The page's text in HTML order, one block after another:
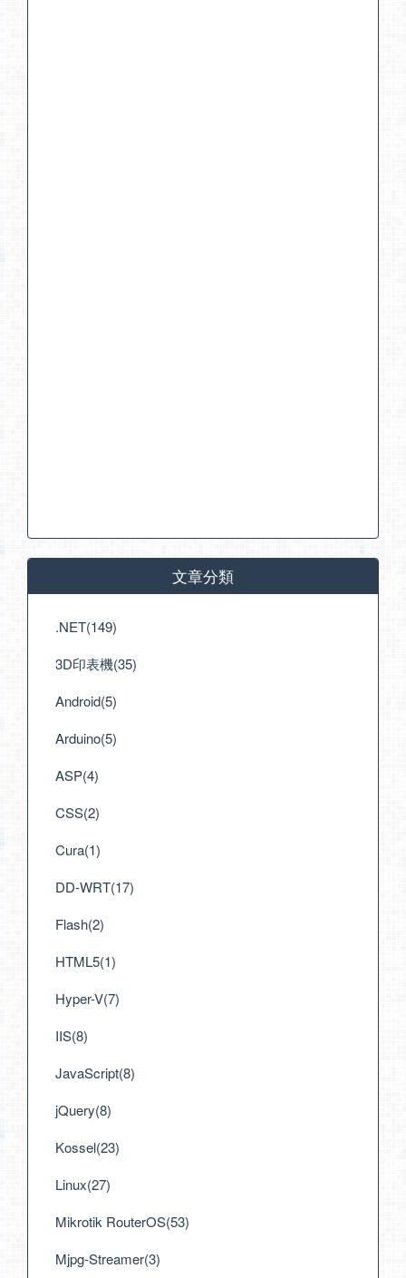
文章分類
.NET(149)
3D印表機(35)
Android(5)
Arduino(5)
ASP(4)
CSS(2)
Cura(1)
DD-WRT(17)
Flash(2)
HTML5(1)
Hyper-V(7)
IIS(8)
JavaScript(8)
jQuery(8)
Kossel(23)
Linux(27)
Mikrotik RouterOS(53)
Mjpg-Streamer(3)